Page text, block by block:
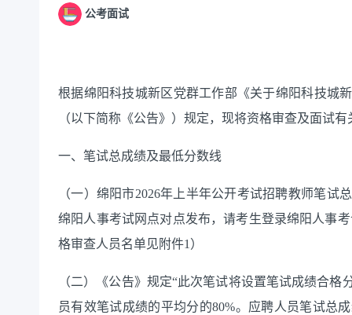
公考面试
根据绵阳科技城新区党群工作部《关于绵阳科技城
（以下简称《公告》）规定，现将资格审查及面试有
一、笔试总成绩及最低分数线
（一）绵阳市2026年上半年公开考试招聘教师笔试
绵阳人事考试网点对点发布，请考生登录绵阳人事
格审查人员名单见附件1）
（二） 《公告》规定“此次笔试将设置笔试成绩合格
员有效笔试成绩的平均分的80%。 应聘人员笔试总